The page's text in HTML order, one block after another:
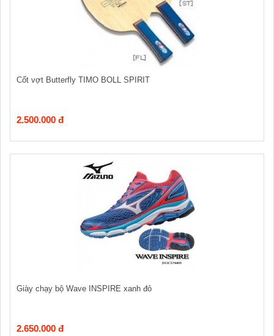
Cốt vợt Butterfly TIMO BOLL SPIRIT
2.500.000 đ
Giày chạy bộ Wave INSPIRE xanh đỏ
2.650.000 đ